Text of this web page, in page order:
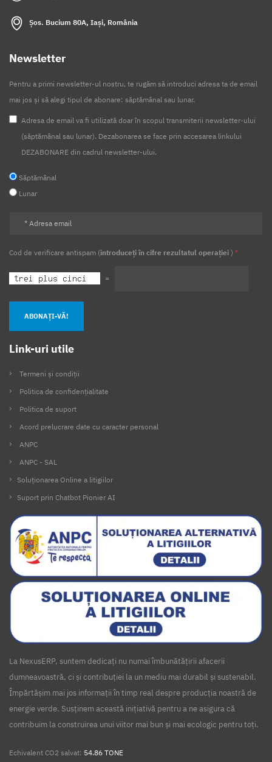
Șos. Bucium 80A, Iași, România
Newsletter
Pentru a primi newsletter-ul nostru, te rugăm să introduci adresa ta de email
mai jos și să alegi tipul de abonare: săptămânal sau lunar.
Adresa de email va fi utilizată doar în scopul transmiterii newsletter-ului
(săptămânal sau lunar). Dezabonarea se face prin accesarea linkului
DEZABONARE din cadrul newsletter-ului.
Săptămânal
Lunar
Cod de verificare antispam (introduceți în cifre rezultatul operației ) *
=
ABONAȚI-VĂ!
Link-uri utile
Termeni și condiții
Politica de confidențialitate
Politica de suport
Acord prelucrare date cu caracter personal
ANPC
ANPC - SAL
Soluționarea Online a litigiilor
Suport prin Chatbot Pionier AI
La NexusERP, suntem dedicați nu numai îmbunătățirii afacerii
dumneavoastră, ci și contribuției la un mediu mai durabil și sustenabil.
Împărtășim mai jos informații în timp real despre producția noastră de
energie verde. Susținem această inițiativă pentru a ne asigura că
contribuim la construirea unui viitor mai bun și mai ecologic pentru toți.
Echivalent CO2 salvat: 54.86 TONE